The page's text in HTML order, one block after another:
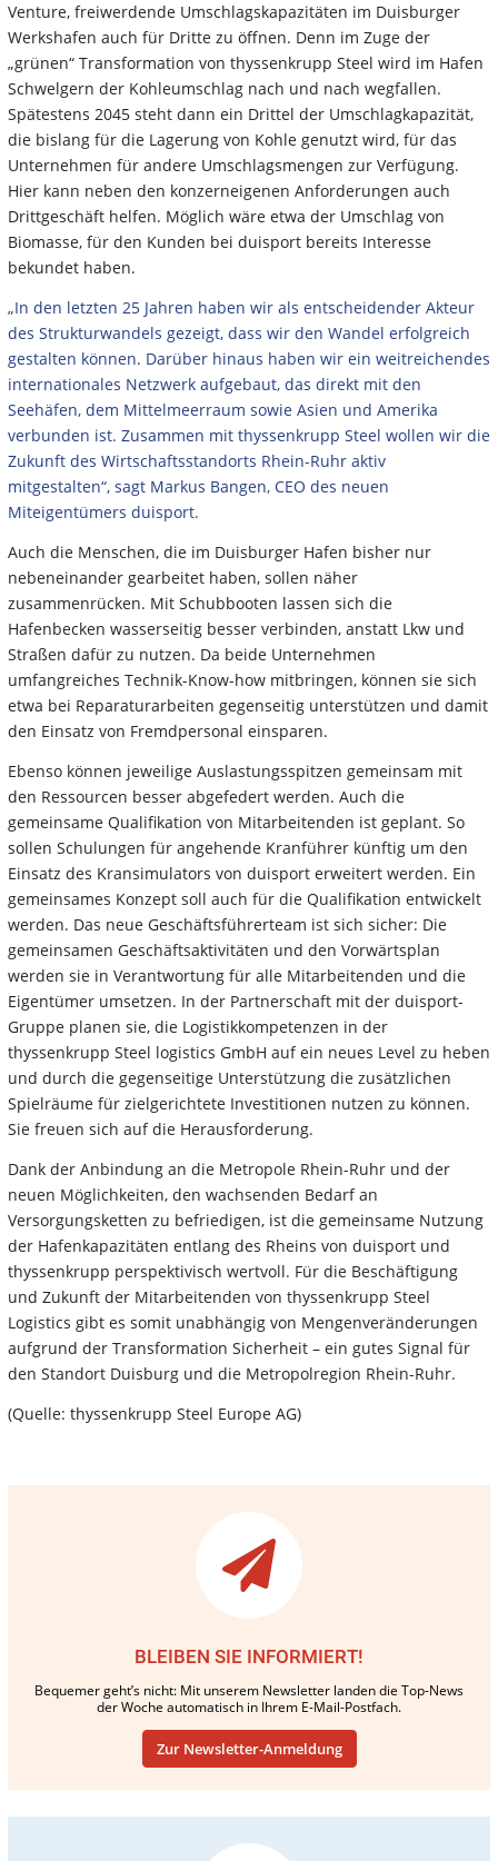
Venture, freiwerdende Umschlagskapazitäten im Duisburger
Werkshafen auch für Dritte zu öffnen. Denn im Zuge der
„grünen“ Transformation von thyssenkrupp Steel wird im Hafen
Schwelgern der Kohleumschlag nach und nach wegfallen.
Spätestens 2045 steht dann ein Drittel der Umschlagkapazität,
die bislang für die Lagerung von Kohle genutzt wird, für das
Unternehmen für andere Umschlagsmengen zur Verfügung.
Hier kann neben den konzerneigenen Anforderungen auch
Drittgeschäft helfen. Möglich wäre etwa der Umschlag von
Biomasse, für den Kunden bei duisport bereits Interesse
bekundet haben.
„In den letzten 25 Jahren haben wir als entscheidender Akteur
des Strukturwandels gezeigt, dass wir den Wandel erfolgreich
gestalten können. Darüber hinaus haben wir ein weitreichendes
internationales Netzwerk aufgebaut, das direkt mit den
Seehäfen, dem Mittelmeerraum sowie Asien und Amerika
verbunden ist. Zusammen mit thyssenkrupp Steel wollen wir die
Zukunft des Wirtschaftsstandorts Rhein-Ruhr aktiv
mitgestalten“, sagt Markus Bangen, CEO des neuen
Miteigentümers duisport.
Auch die Menschen, die im Duisburger Hafen bisher nur
nebeneinander gearbeitet haben, sollen näher
zusammenrücken. Mit Schubbooten lassen sich die
Hafenbecken wasserseitig besser verbinden, anstatt Lkw und
Straßen dafür zu nutzen. Da beide Unternehmen
umfangreiches Technik-Know-how mitbringen, können sie sich
etwa bei Reparaturarbeiten gegenseitig unterstützen und damit
den Einsatz von Fremdpersonal einsparen.
Ebenso können jeweilige Auslastungsspitzen gemeinsam mit
den Ressourcen besser abgefedert werden. Auch die
gemeinsame Qualifikation von Mitarbeitenden ist geplant. So
sollen Schulungen für angehende Kranführer künftig um den
Einsatz des Kransimulators von duisport erweitert werden. Ein
gemeinsames Konzept soll auch für die Qualifikation entwickelt
werden. Das neue Geschäftsführerteam ist sich sicher: Die
gemeinsamen Geschäftsaktivitäten und den Vorwärtsplan
werden sie in Verantwortung für alle Mitarbeitenden und die
Eigentümer umsetzen. In der Partnerschaft mit der duisport-
Gruppe planen sie, die Logistikkompetenzen in der
thyssenkrupp Steel logistics GmbH auf ein neues Level zu heben
und durch die gegenseitige Unterstützung die zusätzlichen
Spielräume für zielgerichtete Investitionen nutzen zu können.
Sie freuen sich auf die Herausforderung.
Dank der Anbindung an die Metropole Rhein-Ruhr und der
neuen Möglichkeiten, den wachsenden Bedarf an
Versorgungsketten zu befriedigen, ist die gemeinsame Nutzung
der Hafenkapazitäten entlang des Rheins von duisport und
thyssenkrupp perspektivisch wertvoll. Für die Beschäftigung
und Zukunft der Mitarbeitenden von thyssenkrupp Steel
Logistics gibt es somit unabhängig von Mengenveränderungen
aufgrund der Transformation Sicherheit – ein gutes Signal für
den Standort Duisburg und die Metropolregion Rhein-Ruhr.
(Quelle: thyssenkrupp Steel Europe AG)
BLEIBEN SIE INFORMIERT!
Bequemer geht’s nicht: Mit unserem Newsletter landen die Top-News
der Woche automatisch in Ihrem E-Mail-Postfach.
Zur Newsletter-Anmeldung